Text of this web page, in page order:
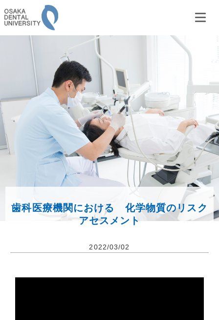
歯科医療機関における 化学物質のリスク
アセスメント
2022/03/02